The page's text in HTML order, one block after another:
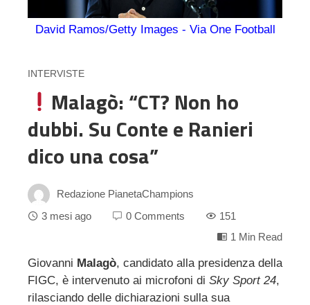
David Ramos/Getty Images - Via One Football
INTERVISTE
Malagò: “CT? Non ho
dubbi. Su Conte e Ranieri
dico una cosa”
Redazione PianetaChampions
3 mesi ago
0 Comments
151
1 Min Read
Giovanni Malagò, candidato alla presidenza della
FIGC, è intervenuto ai microfoni di Sky Sport 24,
rilasciando delle dichiarazioni sulla sua